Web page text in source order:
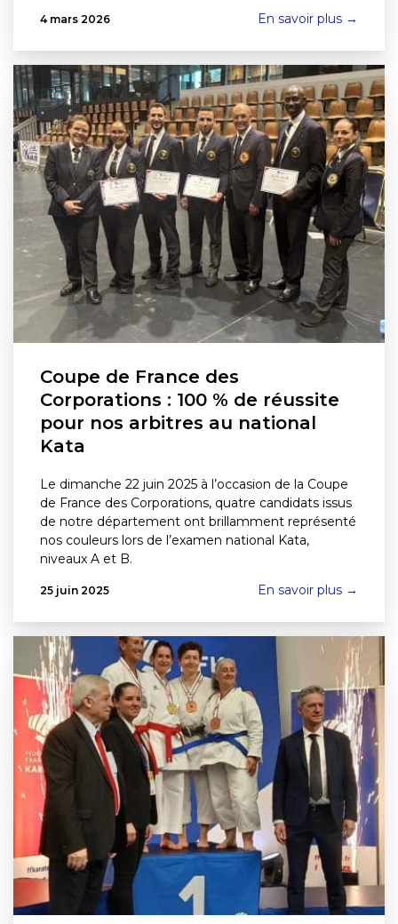
4 mars 2026 En savoir plus →
Coupe de France des
Corporations : 100 % de réussite
pour nos arbitres au national
Kata
Le dimanche 22 juin 2025 à l’occasion de la Coupe
de France des Corporations, quatre candidats issus
de notre département ont brillamment représenté
nos couleurs lors de l’examen national Kata,
niveaux A et B.
25 juin 2025 En savoir plus →